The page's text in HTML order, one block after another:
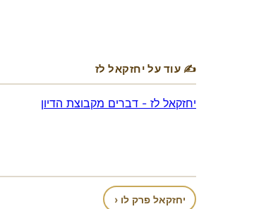
✍ עוד על יחזקאל לז
יחזקאל לז - דברים מקבוצת הדיון
יחזקאל פרק לו ‹